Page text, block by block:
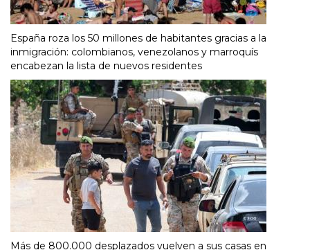
España roza los 50 millones de habitantes gracias a la
inmigración: colombianos, venezolanos y marroquís
encabezan la lista de nuevos residentes
Más de 800.000 desplazados vuelven a sus casas en